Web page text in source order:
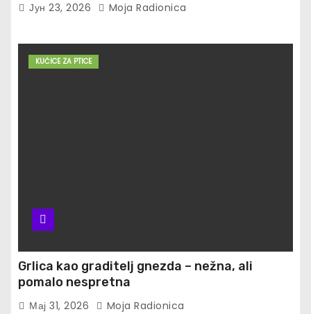
Јун 23, 2026 Moja Radionica
KUĆICE ZA PTICE
Grlica kao graditelj gnezda – nežna, ali
pomalo nespretna
Мај 31, 2026 Moja Radionica